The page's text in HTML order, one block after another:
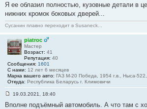
Я ее облазил полностью, кузовные детали в
нижних кромок боковых дверей...
Сусанин плавно переходит в Susaneck...
piatroc
Мастер
Возраст: 41
Репутация: 40
Сообщения: 1601
С нами: 12 лет 6 месяцев
Марка вашего авто: ГАЗ М-20 Победа, 1954 г.в., Ныса-522,
Откуда: Республика Беларусь г. Климовичи
о
19.03.2021, 18:40
Вполне подъёмный автомобиль. А что там с